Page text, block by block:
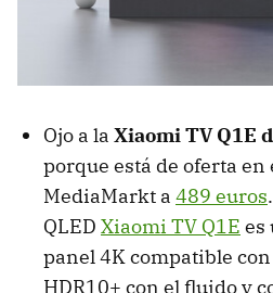
Ojo a la Xiaomi TV Q1E
porque está de oferta en
MediaMarkt a 489 euros
QLED Xiaomi TV Q1E es
panel 4K compatible
HDR10+ con el fluido y